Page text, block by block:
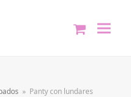
» Panty con lundares